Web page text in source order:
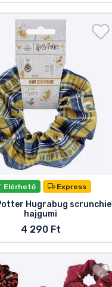
Elérhető Express
Hugrabug scrunchie
hajgumi
4 290 Ft